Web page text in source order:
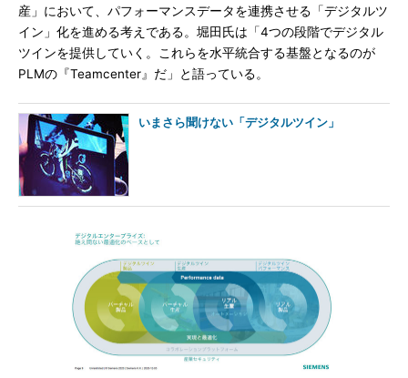
産」において、パフォーマンスデータを連携させる「デジタルツ
イン」化を進める考えである。堀田氏は「4つの段階でデジタル
ツインを提供していく。これらを水平統合する基盤となるのが
PLMの『Teamcenter』だ」と語っている。
いまさら聞けない「デジタルツイン」